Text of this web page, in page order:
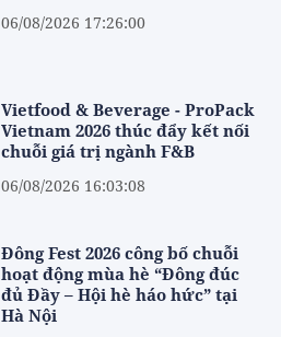
06/08/2026 17:26:00
Vietfood & Beverage - ProPack
Vietnam 2026 thúc đẩy kết nối
chuỗi giá trị ngành F&B
06/08/2026 16:03:08
Đông Fest 2026 công bố chuỗi
hoạt động mùa hè “Đông đúc
đủ Đầy – Hội hè háo hức” tại
Hà Nội